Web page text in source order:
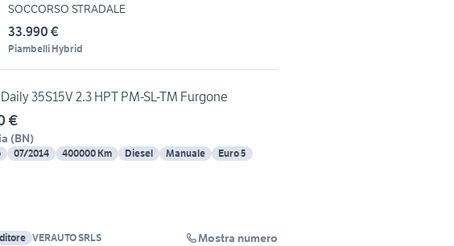
SOCCORSO STRADALE
33.990 €
Piambelli Hybrid
35S15V 2.3 HPT PM-SL-TM Furgone
€
(BN)
07/2014 400000 Km Diesel Manuale Euro 5
VERAUTO SRLS Mostra numero